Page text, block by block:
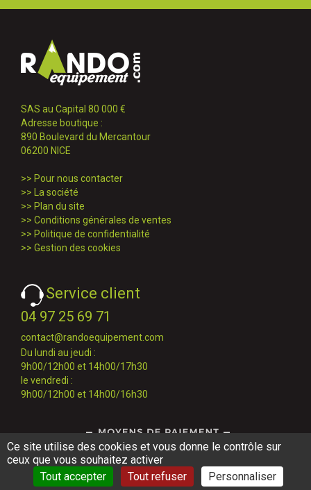
SAS au Capital 80 000 €
Adresse boutique :
890 Boulevard du Mercantour
06200 NICE
>> Pour nous contacter
>> La société
>> Plan du site
>> Conditions générales de ventes
>> Politique de confidentialité
>> Gestion des cookies
Service client
04 97 25 69 71
contact@randoequipement.com
Du lundi au jeudi :
9h00/12h00 et 14h00/17h30
le vendredi :
9h00/12h00 et 14h00/16h30
Ce site utilise des cookies et vous donne le contrôle sur
ceux que vous souhaitez activer
Tout accepter
Tout refuser Personnaliser